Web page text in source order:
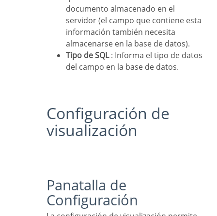
documento almacenado en el
servidor (el campo que contiene esta
información también necesita
almacenarse en la base de datos).
Tipo de SQL: Informa el tipo de datos
del campo en la base de datos.
Configuración de
visualización
Panatalla de
Configuración